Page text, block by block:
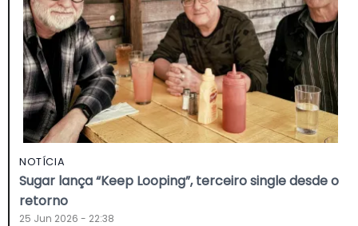
NOTÍCIA
Sugar lança “Keep Looping”, terceiro single desde o
retorno
25 Jun 2026 - 22:38